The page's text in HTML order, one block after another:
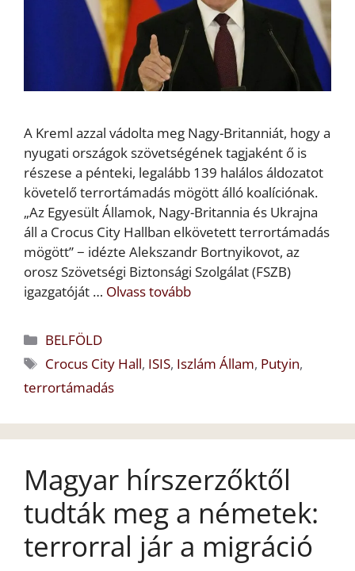
A Kreml azzal vádolta meg Nagy-Britanniát, hogy a
nyugati országok szövetségének tagjaként ő is
részese a pénteki, legalább 139 halálos áldozatot
követelő terrortámadás mögött álló koalíciónak.
„Az Egyesült Államok, Nagy-Britannia és Ukrajna
áll a Crocus City Hallban elkövetett terrortámadás
mögött” − idézte Alekszandr Bortnyikovot, az
orosz Szövetségi Biztonsági Szolgálat (FSZB)
igazgatóját … Olvass tovább
Kategória
BELFÖLD
Címkék
Crocus City Hall, ISIS, Iszlám Állam, Putyin,
terrortámadás
Magyar hírszerzőktől
tudták meg a németek:
terrorral jár a migráció